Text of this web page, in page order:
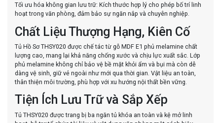
Tối ưu hóa không gian lưu trữ: Kích thước hợp lý cho phép bố trí linh
hoạt trong văn phòng, đảm bảo sự ngăn nắp và chuyên nghiệp.
Chất Liệu Thượng Hạng, Kiên Cố
Tủ Hồ Sơ THSY020 được chế tác từ gỗ MDF E1 phủ melamine chất
lượng cao, mang lại khả năng chống xước và chịu lực xuất sắc. Lớp
phủ melamine không chỉ bảo vệ bề mặt khỏi ẩm và bụi mà còn dễ
dàng vệ sinh, giữ vẻ ngoài như mới qua thời gian. Vật liệu an toàn,
thân thiện môi trường, phù hợp với xu hướng nội thất bền vững.
Tiện Ích Lưu Trữ và Sắp Xếp
Tủ THSY020 được trang bị ba ngăn tủ khóa an toàn và kệ mở linh